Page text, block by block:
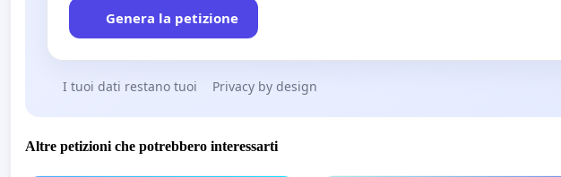
Genera la petizione
I tuoi dati restano tuoi Privacy by design
Altre petizioni che potrebbero interessarti